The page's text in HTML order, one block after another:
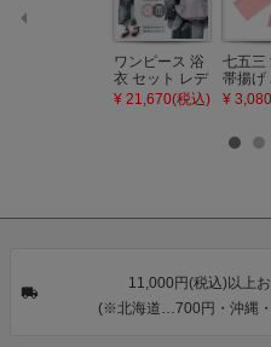
ワンピース 浴
衣 セット レデ
ィース 吸水速
タン・夜の葉
カシュクール
ワンピース 簡
単着付け 大人
¥ 21,670(税込)
七五三
帯揚げ
「灰桃
びあげ
【メー
¥
11,000円(税込)以上
(※北海道…700円・沖縄